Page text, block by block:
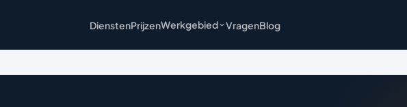
DienstenPrijzenWerkgebied VragenBlog